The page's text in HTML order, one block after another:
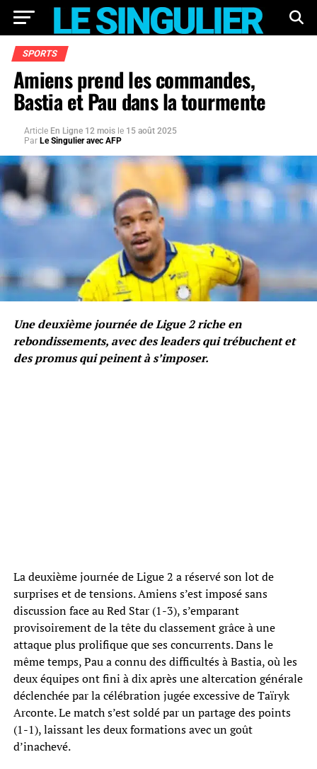
SPORTS
Amiens prend les commandes,
Bastia et Pau dans la tourmente
Article En Ligne 12 mois le 15 août 2025
Par Le Singulier avec AFP
Une deuxième journée de Ligue 2 riche en
rebondissements, avec des leaders qui trébuchent et
des promus qui peinent à s’imposer.
La deuxième journée de Ligue 2 a réservé son lot de
surprises et de tensions. Amiens s’est imposé sans
discussion face au Red Star (1-3), s’emparant
provisoirement de la tête du classement grâce à une
attaque plus prolifique que ses concurrents. Dans le
même temps, Pau a connu des difficultés à Bastia, où les
deux équipes ont fini à dix après une altercation générale
déclenchée par la célébration jugée excessive de Taïryk
Arconte. Le match s’est soldé par un partage des points
(1-1), laissant les deux formations avec un goût
d’inachevé.